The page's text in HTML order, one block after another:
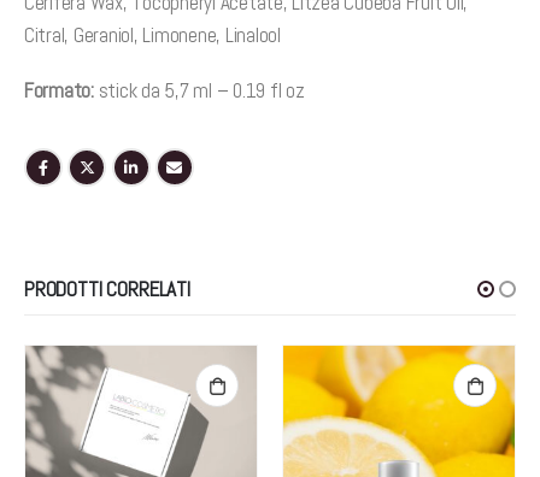
Citral, Geraniol, Limonene, Linalool
Formato:stick da 5,7 ml – 0.19 fl oz
PRODOTTI CORRELATI